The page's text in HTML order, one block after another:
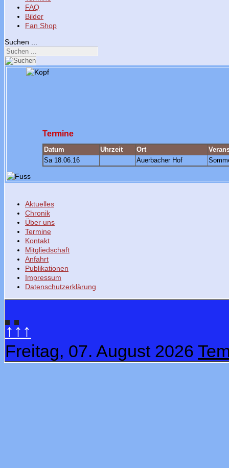
FAQ
Bilder
Fan Shop
Suchen ...
Termine
Datum Uhrzeit Ort
Sa 18.06.16
Auerbacher Hof
Aktuelles
Chronik
Über uns
Termine
Kontakt
Mitgliedschaft
Anfahrt
Publikationen
Impressum
Datenschutzerklärung
↑↑↑
Freitag, 07. August 2026